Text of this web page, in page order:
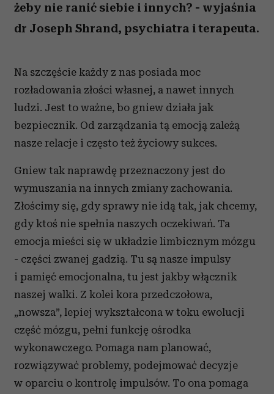
żeby nie ranić siebie i innych? - wyjaśnia
dr Joseph Shrand, psychiatra i terapeuta.
Na szczęście każdy z nas posiada moc
rozładowania złości własnej, a nawet innych
ludzi. Jest to ważne, bo gniew działa jak
bezpiecznik. Od zarządzania tą emocją zależą
nasze relacje i często też życiowy sukces.
Gniew tak naprawdę przeznaczony jest do
wymuszania na innych zmiany zachowania.
Złościmy się, gdy sprawy nie idą tak, jak chcemy,
gdy ktoś nie spełnia naszych oczekiwań. Ta
emocja mieści się w układzie limbicznym mózgu
- części zwanej gadzią. Tu są nasze impulsy
i pamięć emocjonalna, tu jest jakby włącznik
naszej walki. Z kolei kora przedczołowa,
„nowsza”, lepiej wykształcona w toku ewolucji
część mózgu, pełni funkcję ośrodka
wykonawczego. Pomaga nam planować,
rozwiązywać problemy, podejmować decyzje
w oparciu o kontrolę impulsów. To ona pomaga